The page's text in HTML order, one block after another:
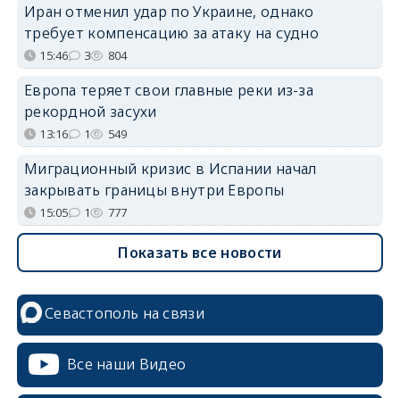
Иран отменил удар по Украине, однако
требует компенсацию за атаку на судно
15:46 3 804
Европа теряет свои главные реки из-за
рекордной засухи
13:16 1 549
Миграционный кризис в Испании начал
закрывать границы внутри Европы
15:05 1 777
Показать все новости
Севастополь на связи
Все наши Видео